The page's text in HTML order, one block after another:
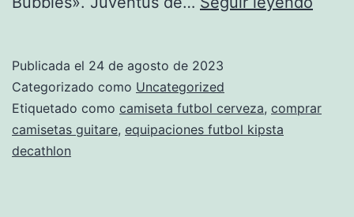
Publicada el 24 de agosto de 2023
Categorizado como Uncategorized
Etiquetado como camiseta futbol cerveza, comprar
camisetas guitare, equipaciones futbol kipsta
decathlon